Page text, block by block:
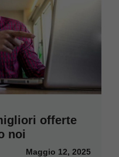
offerte
noi
Maggio 12, 2025